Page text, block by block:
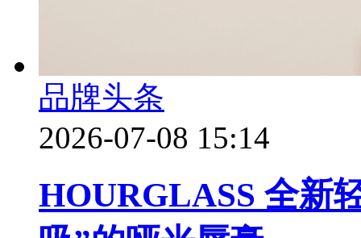
品牌头条
2026-07-08 15:14
HOURGLASS 全新